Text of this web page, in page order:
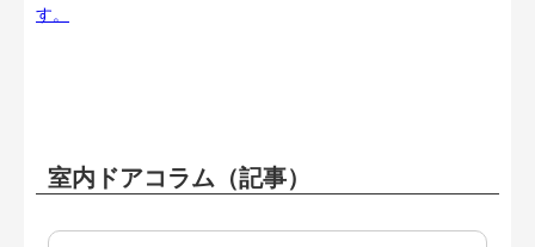
す。
室内ドアコラム（記事）